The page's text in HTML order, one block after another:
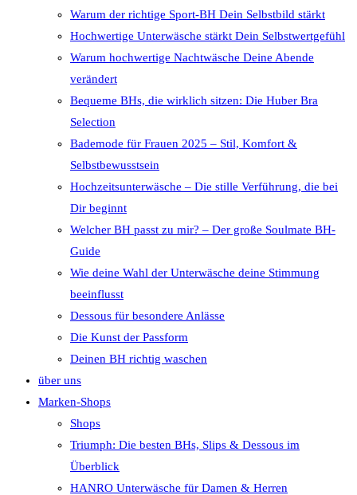
Warum der richtige Sport-BH Dein Selbstbild stärkt
Hochwertige Unterwäsche stärkt Dein Selbstwertgefühl
Warum hochwertige Nachtwäsche Deine Abende
verändert
Bequeme BHs, die wirklich sitzen: Die Huber Bra
Selection
Bademode für Frauen 2025 – Stil, Komfort &
Selbstbewusstsein
Hochzeitsunterwäsche – Die stille Verführung, die bei
Dir beginnt
Welcher BH passt zu mir? – Der große Soulmate BH-
Guide
Wie deine Wahl der Unterwäsche deine Stimmung
beeinflusst
Dessous für besondere Anlässe
Die Kunst der Passform
Deinen BH richtig waschen
über uns
Marken-Shops
Shops
Triumph: Die besten BHs, Slips & Dessous im
Überblick
HANRO Unterwäsche für Damen & Herren